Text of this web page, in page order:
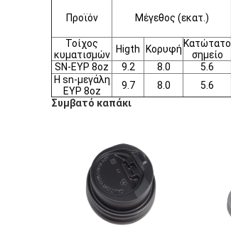
Προϊόν
Μέγεθος (εκατ.)
Τοίχος
κυματισμών
Higth Κορυφή Κατώτατο
σημείο
SN-ΕΥΡ 8oz
9.2 8.0 5.6
Η sn-μεγάλη
ΕΥΡ 8oz
9.7 8.0 5.6
Συμβατό καπάκι